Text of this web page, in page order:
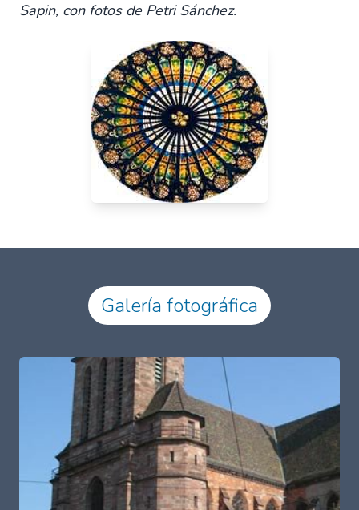
Sapin, con fotos de Petri Sánchez.
Galería fotográfica